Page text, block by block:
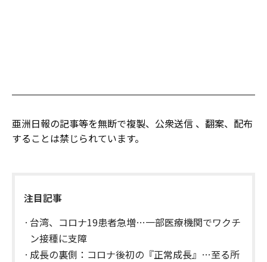
亜洲日報の記事等を無断で複製、公衆送信 、翻案、配布
することは禁じられています。
注目記事
台湾、コロナ19患者急増…一部医療機関でワクチ
ン接種に支障
成長の裏側：コロナ後初の『正常成長』…至る所